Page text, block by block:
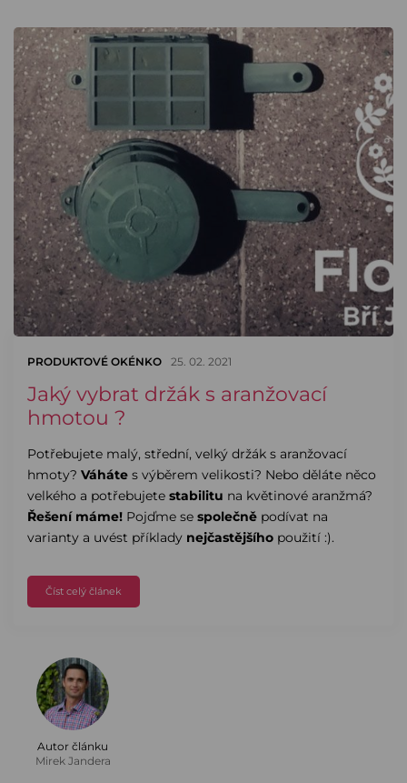
PRODUKTOVÉ OKÉNKO 25. 02. 2021
Jaký vybrat držák s aranžovací
hmotou ?
Potřebujete malý, střední, velký držák s aranžovací
hmoty? Váháte s výběrem velikosti? Nebo děláte něco
velkého a potřebujete stabilitu na květinové aranžmá?
Řešení máme! Pojďme se společně podívat na
varianty a uvést příklady nejčastějšího použití :).
Číst celý článek
Autor článku
Mirek Jandera